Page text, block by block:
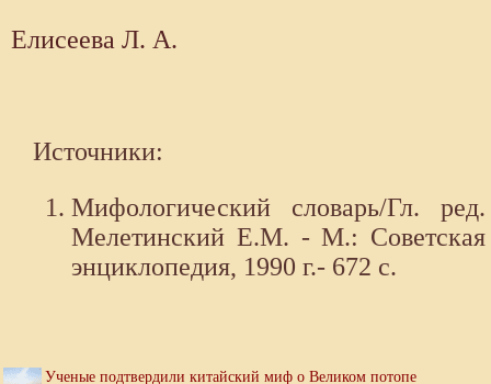
Елисеева Л. А.
Источники:
Мифологический словарь/Гл. ред.
Мелетинский Е.М. - М.: Советская
энциклопедия, 1990 г.- 672 с.
Ученые подтвердили китайский миф о Великом потопе